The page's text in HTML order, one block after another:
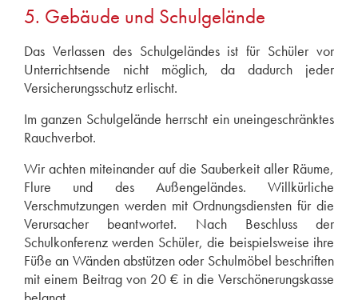
5. Gebäude und Schulgelände
Das Verlassen des Schulgeländes ist für Schüler vor
Unterrichtsende nicht möglich, da dadurch jeder
Versicherungsschutz erlischt.
Im ganzen Schulgelände herrscht ein uneingeschränktes
Rauchverbot.
Wir achten miteinander auf die Sauberkeit aller Räume,
Flure und des Außengeländes. Willkürliche
Verschmutzungen werden mit Ordnungsdiensten für die
Verursacher beantwortet. Nach Beschluss der
Schulkonferenz werden Schüler, die beispielsweise ihre
Füße an Wänden abstützen oder Schulmöbel beschriften
mit einem Beitrag von 20 € in die Verschönerungskasse